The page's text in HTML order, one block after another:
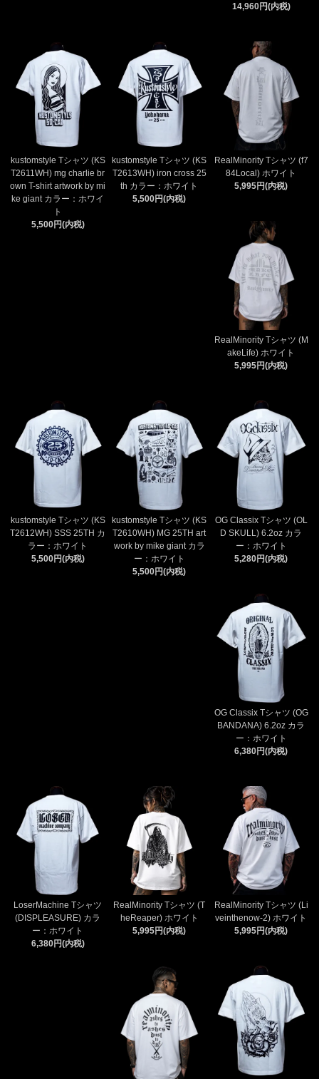
14,960円(内税)
kustomstyle Tシャツ (KS
T2611WH) mg charlie br
own T-shirt artwork by mi
ke giant カラー：ホワイ
ト
5,500円(内税)
kustomstyle Tシャツ (KS
T2613WH) iron cross 25
th カラー：ホワイト
5,500円(内税)
RealMinority Tシャツ (f7
84Local) ホワイト
5,995円(内税)
RealMinority Tシャツ (M
akeLife) ホワイト
5,995円(内税)
kustomstyle Tシャツ (KS
T2612WH) SSS 25TH カ
ラー：ホワイト
5,500円(内税)
kustomstyle Tシャツ (KS
T2610WH) MG 25TH art
work by mike giant カラ
ー：ホワイト
5,500円(内税)
OG Classix Tシャツ (OL
D SKULL) 6.2oz カラ
ー：ホワイト
5,280円(内税)
OG Classix Tシャツ (OG
BANDANA) 6.2oz カラ
ー：ホワイト
6,380円(内税)
LoserMachine Tシャツ
(DISPLEASURE) カラ
ー：ホワイト
6,380円(内税)
RealMinority Tシャツ (T
heReaper) ホワイト
5,995円(内税)
RealMinority Tシャツ (Li
veinthenow-2) ホワイト
5,995円(内税)